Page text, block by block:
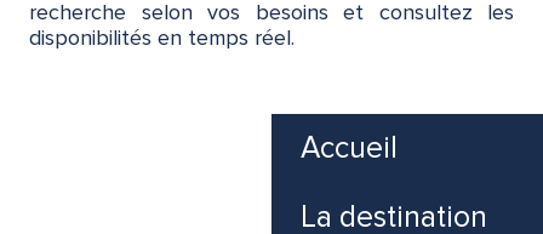
Accueil
La destination
recherche selon vos besoins et consultez les
disponibilités en temps réel.